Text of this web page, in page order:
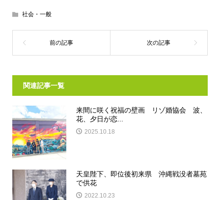
社会・一般
関連記事一覧
来間に咲く祝福の壁画 リゾ婚協会 波、
花、夕日が恋...
2025.10.18
天皇陛下、即位後初来県 沖縄戦没者墓苑
で供花
2022.10.23